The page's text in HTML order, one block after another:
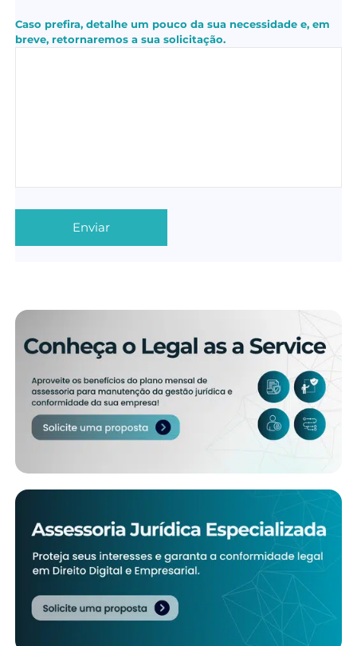
Caso prefira, detalhe um pouco da sua necessidade e, em
breve, retornaremos a sua solicitação.